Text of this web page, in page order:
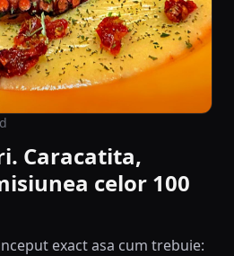
Caracatita,
celor 100
exact asa cum trebuie: